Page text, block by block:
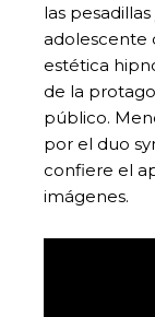
las
adolescente
estética
de la
público.
por el duo
confiere el
imágenes.